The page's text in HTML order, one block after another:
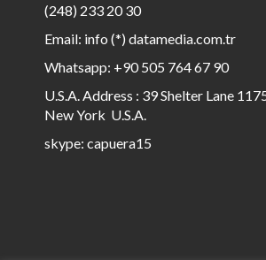
(248) 233 20 30
Email: info (*) datamedia.com.tr
Whatsapp: +90 505 764 67 90
U.S.A. Address : 39 Shelter Lane
New York U.S.A.
skype: capuera15